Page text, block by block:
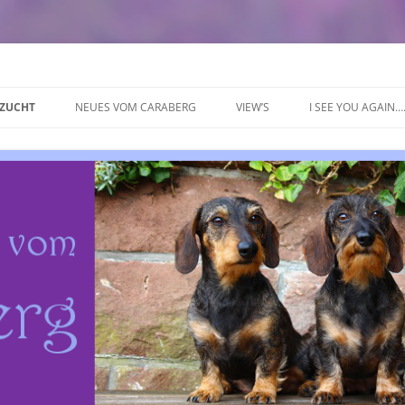
NEUES VOM CARABERG
5TER CARABERGLAUF 09.07.2022
4TER CARABERGLAUF 05.05.2018
3TER CARABERGLAUF 29.04.2017
2TER CARABERGLAUF 10.04.2016
1TER CARABERGLAUF 18.01.2015
EVENTS & ERFOLGE
VIEW’S I SEE YOU AGAIN….